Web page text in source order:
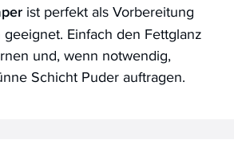
ist perfekt als Vorbereitung
Einfach den Fettglanz
und, wenn notwendig,
Schicht Puder auftragen.